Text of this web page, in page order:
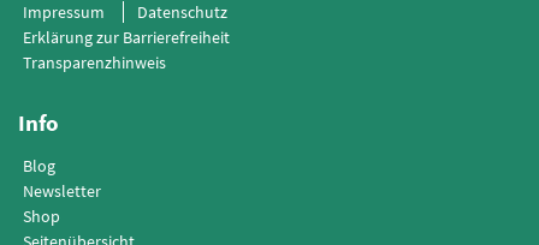
Impressum
Datenschutz
Erklärung zur Barrierefreiheit
Transparenzhinweis
Info
Blog
Newsletter
Shop